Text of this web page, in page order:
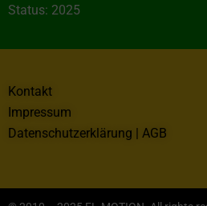
Status: 2025
Kontakt
Impressum
Datenschutzerklärung | AGB